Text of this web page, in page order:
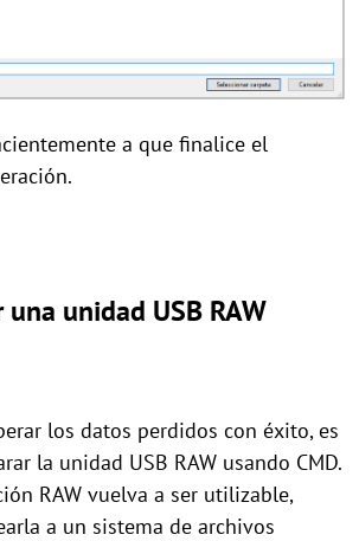
a que finalice el
unidad USB RAW
los datos perdidos con éxito, es
la unidad USB RAW usando CMD.
RAW vuelva a ser utilizable,
a un sistema de archivos